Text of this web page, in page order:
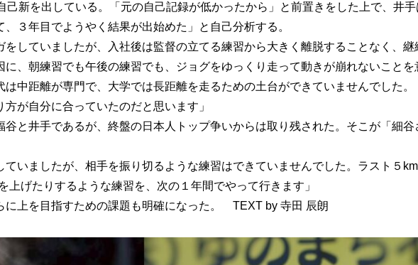
己新を出している。「元の自己記録が低かったから」と前置きをした上で、井手
、３年目でようやく結果が出始めた」と自己分析する。
をしていましたが、入社後は監督の立てる練習から大きく離脱することなく、継
、朝練習でも午後の練習でも、ジョグをゆっくり走って動きが崩れないことを
中距離が専門で、大学では長距離を走るための土台ができていませんでした。
が自分に合っていたのだと思います」
谷と井手であるが、終盤の日本人トップ争いからは取り残された。そこが「細谷
ていましたが、相手を振り切るような練習はできていませんでした。ラスト５
上げたりするような練習を、次の１年間でやって行きます」
に上を目指すための課題も明確になった。 TEXT by 寺田 辰朗